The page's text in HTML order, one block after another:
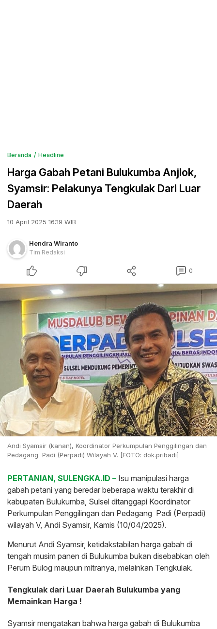
Beranda Headline
Harga Gabah Petani Bulukumba Anjlok,
Syamsir: Pelakunya Tengkulak Dari Luar
Daerah
10 April 2025 16:19 WIB
Hendra Wiranto
Tim Redaksi
0
Andi Syamsir (kanan), Koordinator Perkumpulan Penggilingan dan
Pedagang Padi (Perpadi) Wilayah V. [FOTO: dok.pribadi]
PERTANIAN, SULENGKA.ID – Isu manipulasi harga
gabah petani yang beredar beberapa waktu terakhir di
kabupaten Bulukumba, Sulsel ditanggapi Koordinator
Perkumpulan Penggilingan dan Pedagang Padi (Perpadi)
wilayah V, Andi Syamsir, Kamis (10/04/2025).
Menurut Andi Syamsir, ketidakstabilan harga gabah di
tengah musim panen di Bulukumba bukan disebabkan oleh
Perum Bulog maupun mitranya, melainkan Tengkulak.
Tengkulak dari Luar Daerah Bulukumba yang
Memainkan Harga !
Syamsir mengatakan bahwa harga gabah di Bulukumba